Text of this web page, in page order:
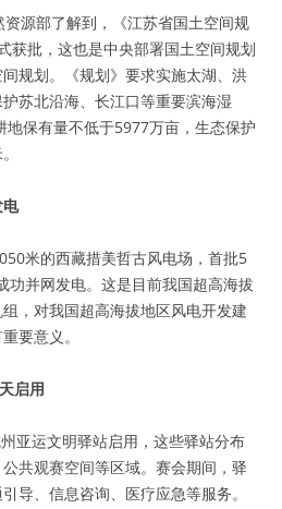
源部了解到，《江苏省国土空间规
批，这也是中央部署国土空间规划
规划。《规划》要求实施太湖、洪
苏北沿海、长江口等重要滨海湿
保有量不低于5977万亩，生态保护
米的西藏措美哲古风电场，首批5
功并网发电。这是目前我国超高海拔
，对我国超高海拔地区风电开发建
要意义。
启用
亚运文明驿站启用，这些驿站分布
共观赛空间等区域。赛会期间，驿
导、信息咨询、医疗应急等服务。